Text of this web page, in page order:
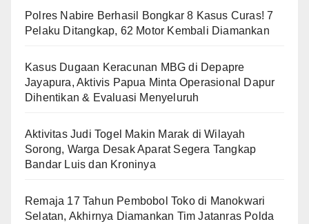
Polres Nabire Berhasil Bongkar 8 Kasus Curas! 7
Pelaku Ditangkap, 62 Motor Kembali Diamankan
Kasus Dugaan Keracunan MBG di Depapre
Jayapura, Aktivis Papua Minta Operasional Dapur
Dihentikan & Evaluasi Menyeluruh
Aktivitas Judi Togel Makin Marak di Wilayah
Sorong, Warga Desak Aparat Segera Tangkap
Bandar Luis dan Kroninya
Remaja 17 Tahun Pembobol Toko di Manokwari
Selatan, Akhirnya Diamankan Tim Jatanras Polda